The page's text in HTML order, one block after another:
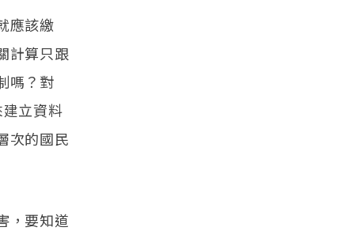
應該繳
計算只跟
嗎？對
立資料
次的國民
，要知道